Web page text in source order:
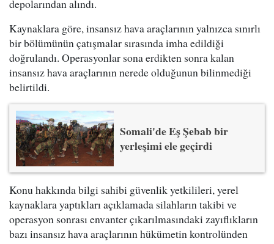
depolarından alındı.
Kaynaklara göre, insansız hava araçlarının yalnızca sınırlı
bir bölümünün çatışmalar sırasında imha edildiği
doğrulandı. Operasyonlar sona erdikten sonra kalan
insansız hava araçlarının nerede olduğunun bilinmediği
belirtildi.
Somali'de Eş Şebab bir
yerleşimi ele geçirdi
Konu hakkında bilgi sahibi güvenlik yetkilileri, yerel
kaynaklara yaptıkları açıklamada silahların takibi ve
operasyon sonrası envanter çıkarılmasındaki zayıflıkların
bazı insansız hava araçlarının hükümetin kontrolünden